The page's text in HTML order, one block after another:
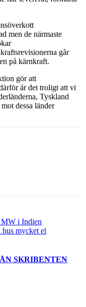
men de närmaste
går
på kärnkraft.
gör att
är det troligt att vi
Tyskland
dessa länder
MW i Indien
hus mycket el
SKRIBENTEN